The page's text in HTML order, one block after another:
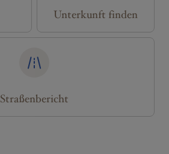
Unterkunft finden
Straßenbericht